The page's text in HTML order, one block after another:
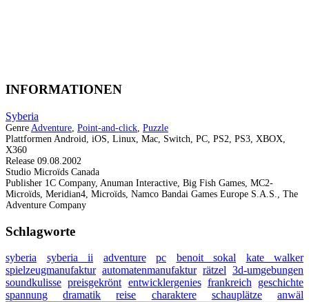
INFORMATIONEN
Syberia
Genre Adventure, Point-and-click, Puzzle
Plattformen Android, iOS, Linux, Mac, Switch, PC, PS2, PS3, XBOX,
X360
Release 09.08.2002
Studio Microïds Canada
Publisher 1C Company, Anuman Interactive, Big Fish Games, MC2-
Microïds, Meridian4, Microïds, Namco Bandai Games Europe S.A.S., The
Adventure Company
Schlagworte
syberia syberia ii adventure pc benoit sokal
kate walker
spielzeugmanufaktur automatenmanufaktur rätzel 3d-umgebungen
soundkulisse preisgekrönt entwicklergenies frankreich
geschichte
spannung
dramatik reise charaktere schauplätze anwäl